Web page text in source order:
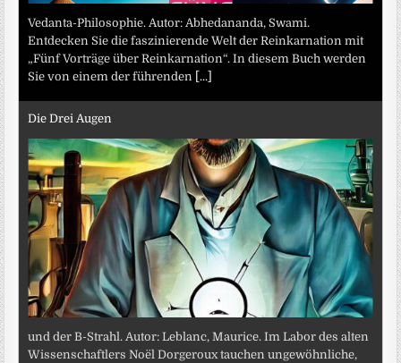
Vedanta-Philosophie. Autor: Abhedananda, Swami.
Entdecken Sie die faszinierende Welt der Reinkarnation mit
„Fünf Vorträge über Reinkarnation“. In diesem Buch werden
Sie von einem der führenden [...]
Die Drei Augen
und der B-Strahl. Autor: Leblanc, Maurice. Im Labor des alten
Wissenschaftlers Noël Dorgeroux tauchen ungewöhnliche,